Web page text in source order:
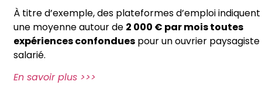
À titre d’exemple, des plateformes d’emploi indiquent
une moyenne autour de 2 000 € par mois toutes
expériences confondues pour un ouvrier paysagiste
salarié.
En savoir plus >>>